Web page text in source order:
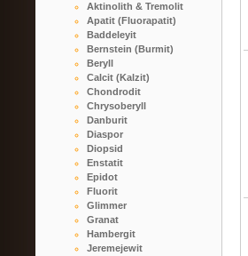
Aktinolith & Tremolit
Apatit (Fluorapatit)
Baddeleyit
Bernstein (Burmit)
Beryll
Calcit (Kalzit)
Chondrodit
Chrysoberyll
Danburit
Diaspor
Diopsid
Enstatit
Epidot
Fluorit
Glimmer
Granat
Hambergit
Jeremejewit